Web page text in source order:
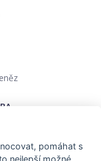
pomáhat s
nejlepší možné